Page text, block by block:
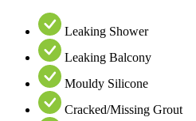
Leaking Shower
Leaking Balcony
Mouldy Silicone
Cracked/Missing Grout